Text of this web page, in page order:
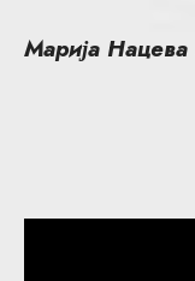
Марија Нацева